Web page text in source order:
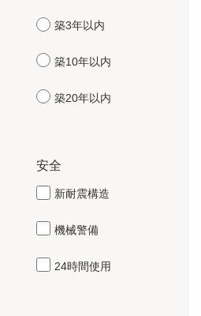
築3年以内
築10年以内
築20年以内
安全
新耐震構造
機械警備
24時間使用